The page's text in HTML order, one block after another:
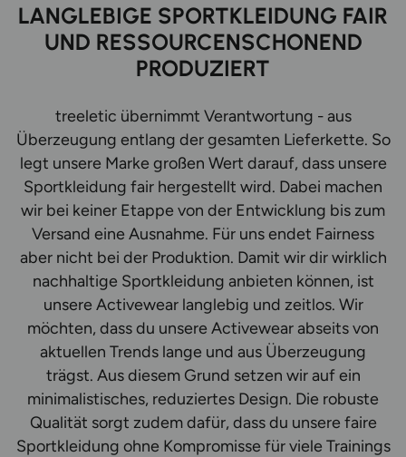
LANGLEBIGE SPORTKLEIDUNG FAIR
UND RESSOURCENSCHONEND
PRODUZIERT
treeletic übernimmt Verantwortung - aus
Überzeugung entlang der gesamten Lieferkette. So
legt unsere Marke großen Wert darauf, dass unsere
Sportkleidung fair hergestellt wird. Dabei machen
wir bei keiner Etappe von der Entwicklung bis zum
Versand eine Ausnahme. Für uns endet Fairness
aber nicht bei der Produktion. Damit wir dir wirklich
nachhaltige Sportkleidung anbieten können, ist
unsere Activewear langlebig und zeitlos. Wir
möchten, dass du unsere Activewear abseits von
aktuellen Trends lange und aus Überzeugung
trägst. Aus diesem Grund setzen wir auf ein
minimalistisches, reduziertes Design. Die robuste
Qualität sorgt zudem dafür, dass du unsere faire
Sportkleidung ohne Kompromisse für viele Trainings